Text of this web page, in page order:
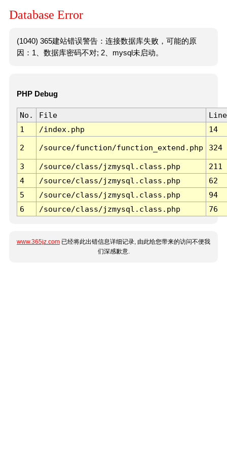
Database Error
(1040) 365建站错误警告：连接数据库失败，可能的原
因：1、数据库密码不对; 2、mysql未启动。
PHP Debug
No. File
Line
1
/index.php 14
2 /source/function/function_extend.php 324
3 /source/class/jzmysql.class.php
211
4
/source/class/jzmysql.class.php
62
5
/source/class/jzmysql.class.php
94
6
/source/class/jzmysql.class.php 76
www.365jz.com 已经将此出错信息详细记录, 由此给您带来的访问不便我
们深感歉意.